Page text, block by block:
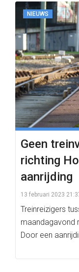
NIEUWS
Geen
richting
aanrijding
13 februari 2023
Treinreizigers
maandagavond
Door een